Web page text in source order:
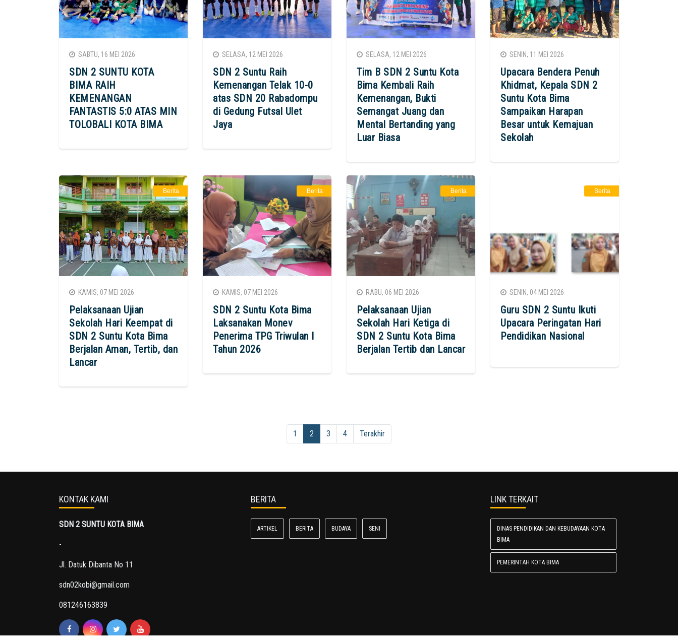
SABTU, 16 MEI 2026
SDN 2 SUNTU KOTA
BIMA RAIH
KEMENANGAN
FANTASTIS 5:0 ATAS MIN
TOLOBALI KOTA BIMA
SELASA, 12 MEI 2026
SDN 2 Suntu Raih
Kemenangan Telak 10-0
atas SDN 20 Rabadompu
di Gedung Futsal Ulet
Jaya
SELASA, 12 MEI 2026
Tim B SDN 2 Suntu Kota
Bima Kembali Raih
Kemenangan, Bukti
Semangat Juang dan
Mental Bertanding yang
Luar Biasa
SENIN, 11 MEI 2026
Upacara Bendera Penuh
Khidmat, Kepala SDN 2
Suntu Kota Bima
Sampaikan Harapan
Besar untuk Kemajuan
Sekolah
Berita
KAMIS, 07 MEI 2026
Pelaksanaan Ujian
Sekolah Hari Keempat di
SDN 2 Suntu Kota Bima
Berjalan Aman, Tertib, dan
Lancar
Berita
KAMIS, 07 MEI 2026
SDN 2 Suntu Kota Bima
Laksanakan Monev
Penerima TPG Triwulan I
Tahun 2026
Berita
RABU, 06 MEI 2026
Pelaksanaan Ujian
Sekolah Hari Ketiga di
SDN 2 Suntu Kota Bima
Berjalan Tertib dan Lancar
Berita
SENIN, 04 MEI 2026
Guru SDN 2 Suntu Ikuti
Upacara Peringatan Hari
Pendidikan Nasional
1 2 3 4 Terakhir
KONTAK KAMI
SDN 2 SUNTU KOTA BIMA
-
Jl. Datuk Dibanta No 11
sdn02kobi@gmail.com
081246163839
BERITA
ARTIKEL BERITA BUDAYA SENI
LINK TERKAIT
DINAS PENDIDIKAN DAN KEBUDAYAAN KOTA
BIMA
PEMERINTAH KOTA BIMA